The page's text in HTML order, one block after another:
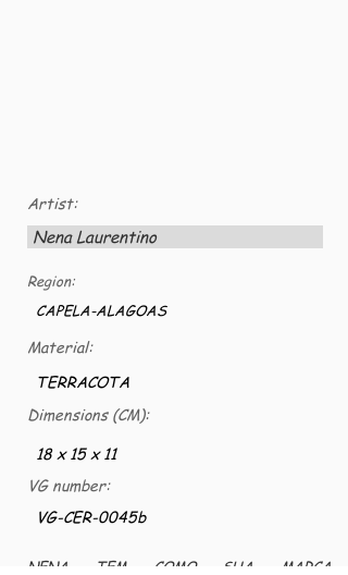
Artist:
Nena Laurentino
Region:
CAPELA-ALAGOAS
Material:
TERRACOTA
Dimensions (CM):
18 x 15 x 11
VG number:
VG-CER-0045b
NENA TEM COMO SUA MARCA